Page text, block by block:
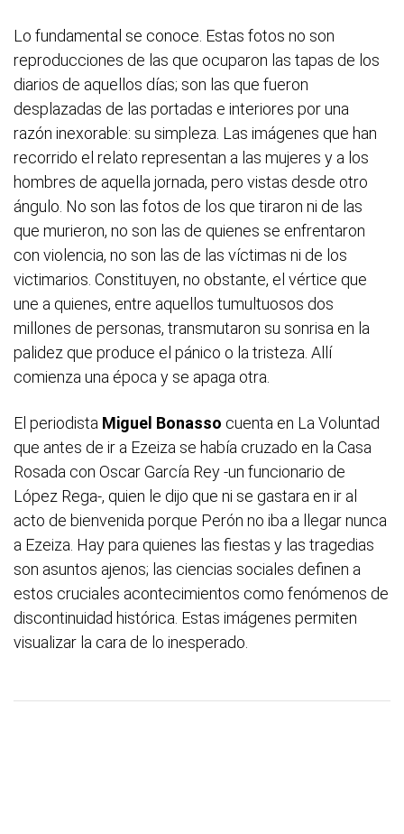
Lo fundamental se conoce. Estas fotos no son
reproducciones de las que ocuparon las tapas de los
diarios de aquellos días; son las que fueron
desplazadas de las portadas e interiores por una
razón inexorable: su simpleza. Las imágenes que han
recorrido el relato representan a las mujeres y a los
hombres de aquella jornada, pero vistas desde otro
ángulo. No son las fotos de los que tiraron ni de las
que murieron, no son las de quienes se enfrentaron
con violencia, no son las de las víctimas ni de los
victimarios. Constituyen, no obstante, el vértice que
une a quienes, entre aquellos tumultuosos dos
millones de personas, transmutaron su sonrisa en la
palidez que produce el pánico o la tristeza. Allí
comienza una época y se apaga otra.
El periodista Miguel Bonasso cuenta en La Voluntad
que antes de ir a Ezeiza se había cruzado en la Casa
Rosada con Oscar García Rey -un funcionario de
López Rega-, quien le dijo que ni se gastara en ir al
acto de bienvenida porque Perón no iba a llegar nunca
a Ezeiza. Hay para quienes las fiestas y las tragedias
son asuntos ajenos; las ciencias sociales definen a
estos cruciales acontecimientos como fenómenos de
discontinuidad histórica. Estas imágenes permiten
visualizar la cara de lo inesperado.